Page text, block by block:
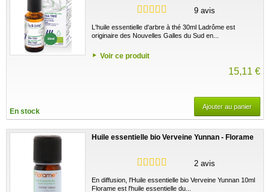
9 avis
L'huile essentielle d'arbre à thé 30ml Ladrôme est
originaire des Nouvelles Galles du Sud en...
Voir ce produit
15,11 €
En stock
Ajouter au panier
Huile essentielle bio Verveine Yunnan - Florame
2 avis
En diffusion, l'Huile essentielle bio Verveine Yunnan 10ml
Florame est l'huile essentielle du...